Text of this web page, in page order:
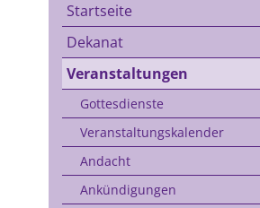
Startseite
Dekanat
Veranstaltungen
Gottesdienste
Veranstaltungskalender
Andacht
Ankündigungen